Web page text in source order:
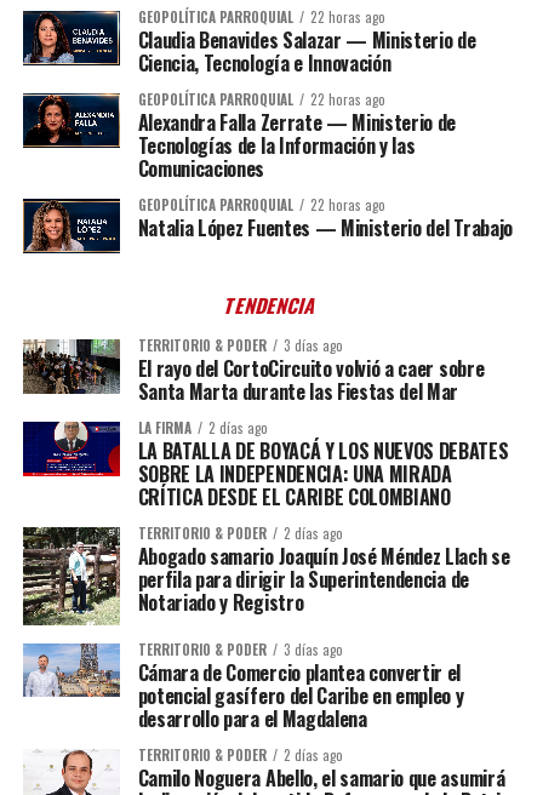
GEOPOLÍTICA PARROQUIAL 22 horas ago
Claudia Benavides Salazar — Ministerio de
Ciencia, Tecnología e Innovación
GEOPOLÍTICA PARROQUIAL 22 horas ago
Alexandra Falla Zerrate — Ministerio de
Tecnologías de la Información y las
Comunicaciones
GEOPOLÍTICA PARROQUIAL 22 horas ago
Natalia López Fuentes — Ministerio del Trabajo
TENDENCIA
TERRITORIO & PODER 3 días ago
El rayo del CortoCircuito volvió a caer sobre
Santa Marta durante las Fiestas del Mar
LA FIRMA 2 días ago
LA BATALLA DE BOYACÁ Y LOS NUEVOS DEBATES
SOBRE LA INDEPENDENCIA: UNA MIRADA
CRÍTICA DESDE EL CARIBE COLOMBIANO
TERRITORIO & PODER 2 días ago
Abogado samario Joaquín José Méndez Llach se
perfila para dirigir la Superintendencia de
Notariado y Registro
TERRITORIO & PODER 3 días ago
Cámara de Comercio plantea convertir el
potencial gasífero del Caribe en empleo y
desarrollo para el Magdalena
TERRITORIO & PODER 2 días ago
Camilo Noguera Abello, el samario que asumirá